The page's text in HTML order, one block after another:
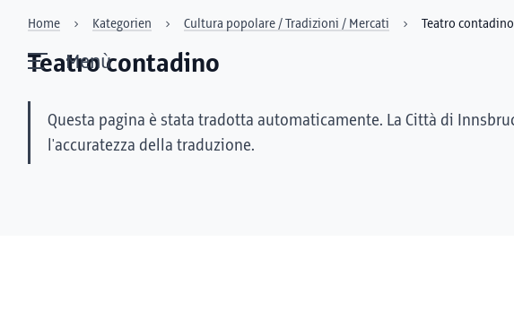
Menù
Home Kategorien Cultura popolare / Tradizioni / Mercati Teatro contadino
Teatro contadino
Questa pagina è stata tradotta automaticamente. La Città di
l'accuratezza della traduzione.